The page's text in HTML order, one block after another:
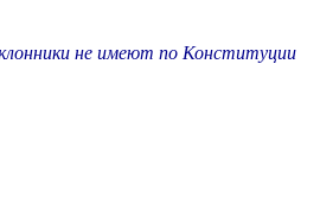
не имеют по Конституции